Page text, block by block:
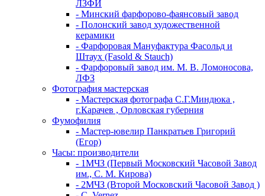
ЛЗФИ
- Минский фарфорово-фаянсовый завод
- Полонский завод художественной
керамики
- Фарфоровая Мануфактура Фасольд и
Штаух (Fasold & Stauch)
- Фарфоровый завод им. М. В. Ломоносова,
ЛФЗ
Фотография мастерская
- Мастерская фотографа С.Г.Миндюка ,
г.Карачев , Орловская губерния
Фумофилия
- Мастер-ювелир Панкратьев Григорий
(Егор)
Часы: производители
- 1МЧЗ (Первый Московский Часовой Завод
им., С. М. Кирова)
- 2МЧЗ (Второй Московский Часовой Завод )